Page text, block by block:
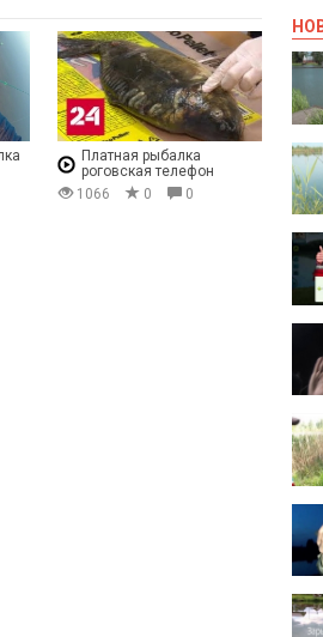
Платная рыбалка
роговская телефон
1066
0 0